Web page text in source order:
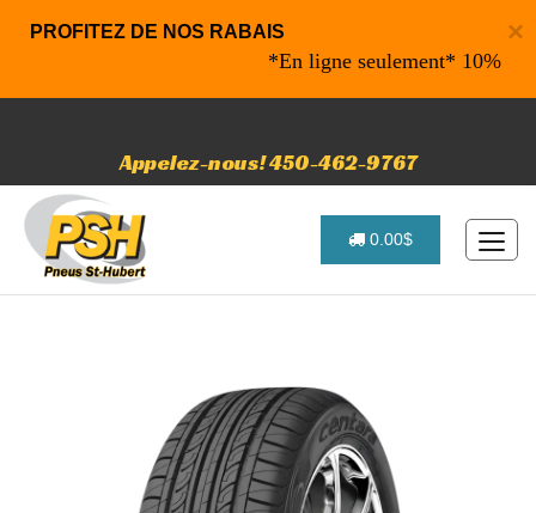
×
PROFITEZ DE NOS RABAIS
*En ligne seulement* 10% de
Appelez-nous! 450-462-9767
0.00$